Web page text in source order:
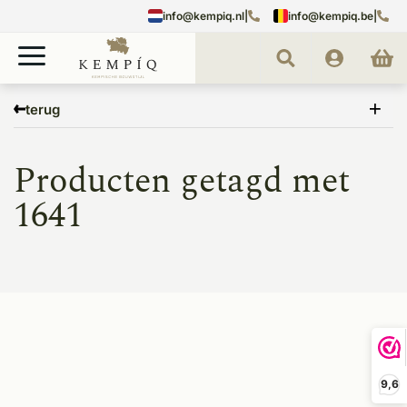
9,6
info@kempiq.nl info@kempiq.be
terug
1641
Producten getagd met
1641